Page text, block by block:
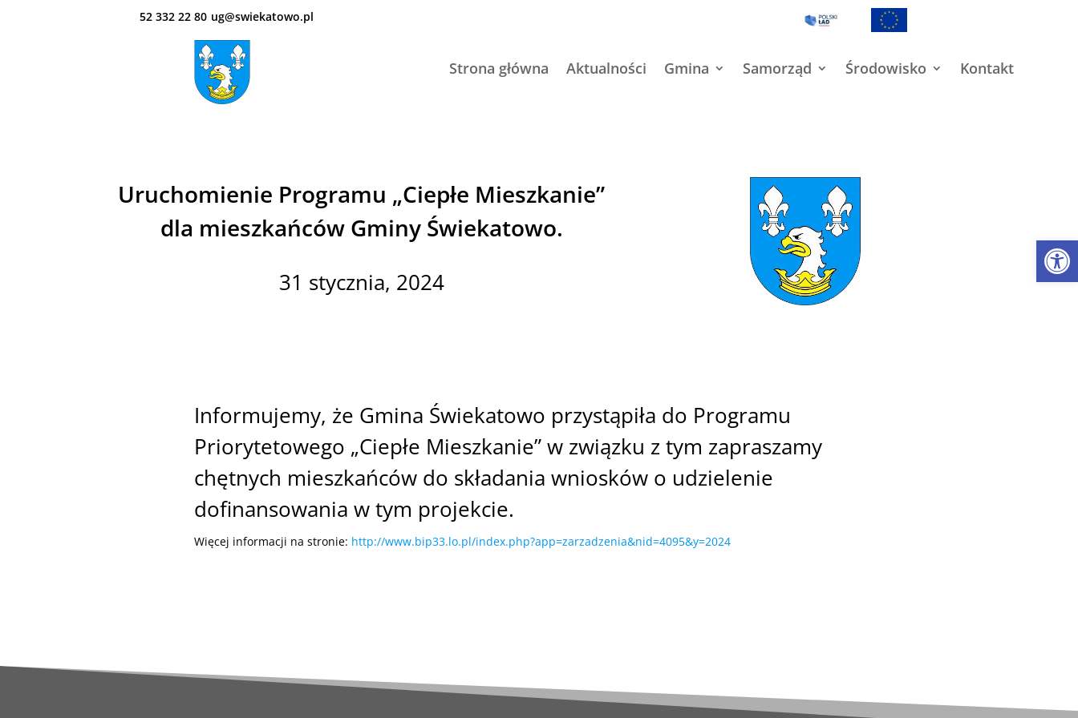
52 332 22 80 ug@swiekatowo.pl
Strona główna Aktualności Gmina Samorząd Środowisko Kontakt
Uruchomienie Programu „Ciepłe Mieszkanie”
dla mieszkańców Gminy Świekatowo.
31 stycznia, 2024
Informujemy, że Gmina Świekatowo przystąpiła do Programu
Priorytetowego „Ciepłe Mieszkanie” w związku z tym zapraszamy
chętnych mieszkańców do składania wniosków o udzielenie
dofinansowania w tym projekcie.
Więcej informacji na stronie: http://www.bip33.lo.pl/index.php?app=zarzadzenia&nid=4095&y=2024